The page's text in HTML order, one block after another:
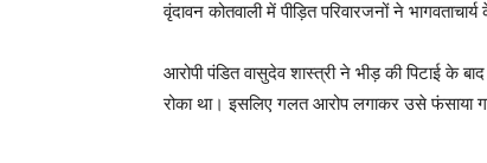
वृंदावन कोतवाली में पीड़ित परिवारजनों ने
आरोपी पंडित वासुदेव शास्त्री ने भीड़ की पिटाई के
रोका था। इसलिए गलत आरोप लगाकर उसे फंसाया